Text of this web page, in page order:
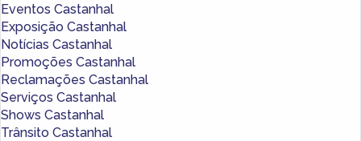
Eventos Castanhal
Exposição Castanhal
Notícias Castanhal
Promoções Castanhal
Reclamações Castanhal
Serviços Castanhal
Shows Castanhal
Trânsito Castanhal